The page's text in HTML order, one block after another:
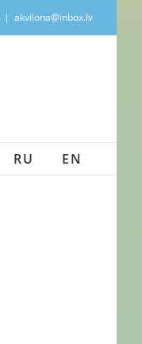
| akvilona@inbox.lv
RU EN